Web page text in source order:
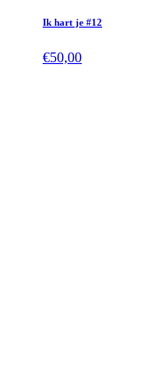
Ik hart je #12
€50,00